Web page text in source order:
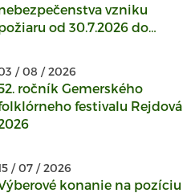
vzniku
od 30.7.2026 do
/ 08 / 2026
ročník Gemerského
festivalu Rejdová
/ 07 / 2026
konanie na pozíciu